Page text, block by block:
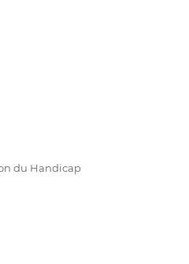
du Handicap